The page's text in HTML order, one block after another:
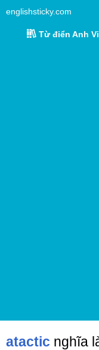
englishsticky.com
Từ điển Anh
atactic nghĩa